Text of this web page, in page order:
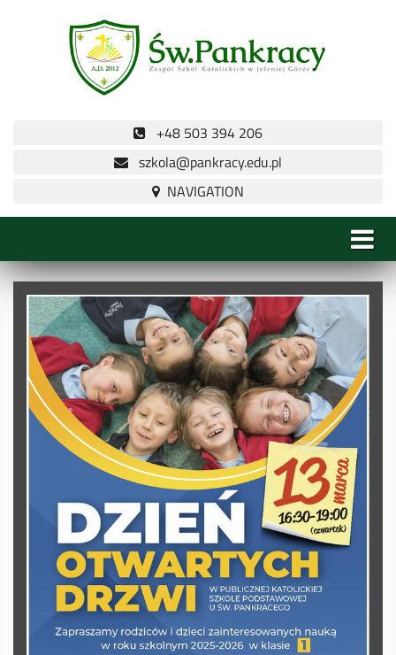
+48 503 394 206
szkola@pankracy.edu.pl